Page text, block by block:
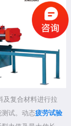
及复合材料进行拉
试。动态疲劳试验